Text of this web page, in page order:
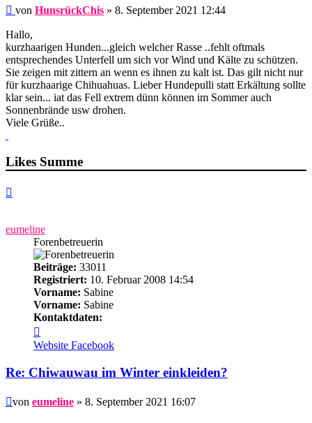
Beitrag
von HunsrückChis » 8. September 2021 12:44
Hallo,
kurzhaarigen Hunden...gleich welcher Rasse ..fehlt oftmals
entsprechendes Unterfell um sich vor Wind und Kälte zu schützen.
Sie zeigen mit zittern an wenn es ihnen zu kalt ist. Das gilt nicht nur
für kurzhaarige Chihuahuas. Lieber Hundepulli statt Erkältung sollte
klar sein... iat das Fell extrem dünn können im Sommer auch
Sonnenbrände usw drohen.
Viele Grüße..
Likes Summe
eumeline
Forenbetreuerin
Beiträge: 33011
Registriert: 10. Februar 2008 14:54
Vorname: Sabine
Vorname: Sabine
Kontaktdaten:
von
eumeline
Website Facebook
Re: Chiwauwau im Winter einkleiden?
Beitrag
von eumeline » 8. September 2021 16:07